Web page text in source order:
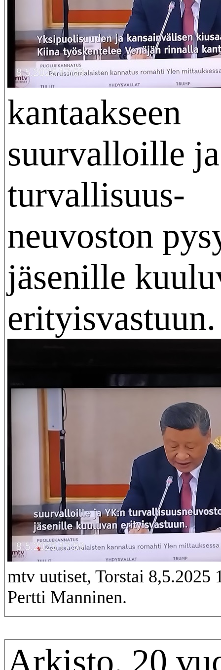
kantaakseen
suurvalloille
turvallisuus-
neuvoston
jäsenille
erityisvastuun.
mtv uutiset, Torstai 8,5.2025
Pertti Manninen.
Arkisto. 20